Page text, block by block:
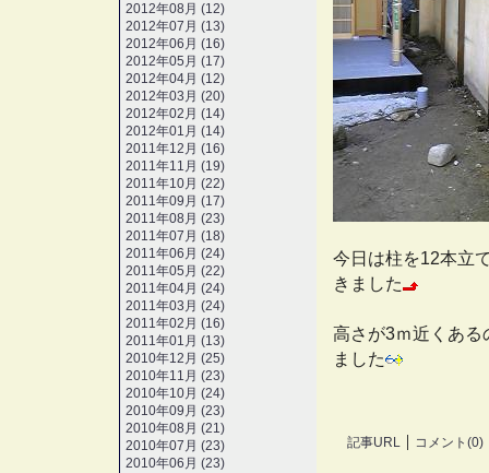
今日は柱を12本立
きました
高さが3ｍ近くある
ました
記事URL コメント(0)
2012年08月 (12)
2012年07月 (13)
2012年06月 (16)
2012年05月 (17)
2012年04月 (12)
2012年03月 (20)
2012年02月 (14)
2012年01月 (14)
2011年12月 (16)
2011年11月 (19)
2011年10月 (22)
2011年09月 (17)
2011年08月 (23)
2011年07月 (18)
2011年06月 (24)
2011年05月 (22)
2011年04月 (24)
2011年03月 (24)
2011年02月 (16)
2011年01月 (13)
2010年12月 (25)
2010年11月 (23)
2010年10月 (24)
2010年09月 (23)
2010年08月 (21)
2010年07月 (23)
2010年06月 (23)